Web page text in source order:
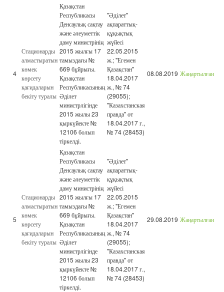
4
Стационарды
алмастыратын
көмек
көрсету
қағидаларын
бекіту туралы
Қазақстан
Республикасы
Денсаулық сақтау
және әлеуметтік
даму министрінің
2015 жылғы 17
тамыздағы №
669 бұйрығы.
Қазақстан
Республикасының
Әділет
министрлігінде
2015 жылы 23
қыркүйекте №
12106 болып
тіркелді.
"Әділет"
ақпараттық-
құқықтық
жүйесі
22.05.2015
ж.; "Егемен
Қазақстан"
18.04.2017
ж., № 74
(29055);
"Казахстанская
правда" от
18.04.2017 г.,
№ 74 (28453)
08.08.2019 Жаңартылған
5
Стационарды
алмастыратын
көмек
көрсету
қағидаларын
бекіту туралы
Қазақстан
Республикасы
Денсаулық сақтау
және әлеуметтік
даму министрінің
2015 жылғы 17
тамыздағы №
669 бұйрығы.
Қазақстан
Республикасының
Әділет
министрлігінде
2015 жылы 23
қыркүйекте №
12106 болып
тіркелді.
"Әділет"
ақпараттық-
құқықтық
жүйесі
22.05.2015
ж.; "Егемен
Қазақстан"
18.04.2017
ж., № 74
(29055);
"Казахстанская
правда" от
18.04.2017 г.,
№ 74 (28453)
29.08.2019 Жаңартылған